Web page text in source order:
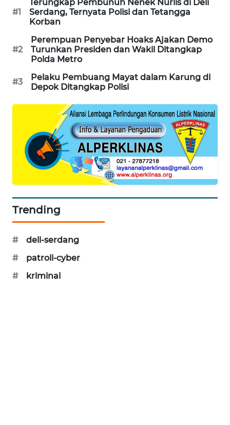
#1
Terungkap Pembunuh Nenek Nurlis di Deli
Serdang, Ternyata Polisi dan Tetangga
Korban
#2
Perempuan Penyebar Hoaks Ajakan Demo
Turunkan Presiden dan Wakil Ditangkap
Polda Metro
#3
Pelaku Pembuang Mayat dalam Karung di
Depok Ditangkap Polisi
Trending
#
deli-serdang
#
patroli-cyber
#
kriminal
FORWAMKI
ALPERKLINAS
NEWS
SITUNGIR
NEWS
SIDIKALANG
SIBARAGAS
NEWS
SIANTAR